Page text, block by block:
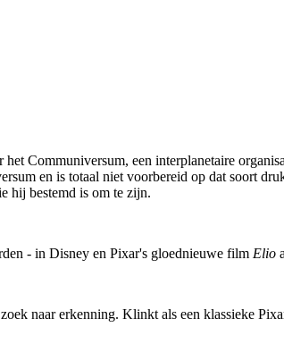
Communiversum, een interplanetaire
en is totaal niet voorbereid op dat soort
hij bestemd is om te zijn.
- in Disney en Pixar's gloednieuwe film Elio
naar erkenning. Klinkt als een klassieke